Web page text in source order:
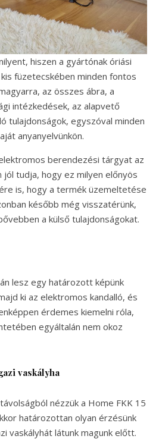
hiszen a gyártónak óriási
füzetecskében minden fontos
az összes ábra, a
intézkedések, az alapvető
tulajdonságok, egyszóval minden
anyanyelvünkön.
berendezési tárgyat az
tudja, hogy ez milyen előnyös
is, hogy a termék üzemeltetése
később még visszatérünk,
a külső tulajdonságokat.
lesz egy határozott képünk
ki az elektromos kandalló, és
érdemes kiemelni róla,
egyáltalán nem okoz
vaskályha
nézzük a Home FKK 15
határozottan olyan érzésünk
vaskályhát látunk magunk előtt.